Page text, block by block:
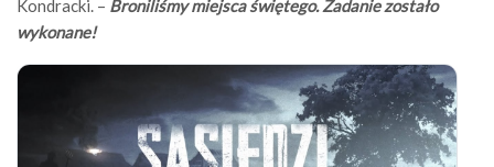
Kondracki. – Broniliśmy miejsca świętego. Zadanie zostało
wykonane!